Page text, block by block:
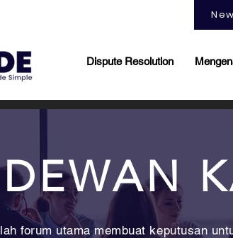
Dispute Resolution
DEWAN
forum utama membuat keputusan